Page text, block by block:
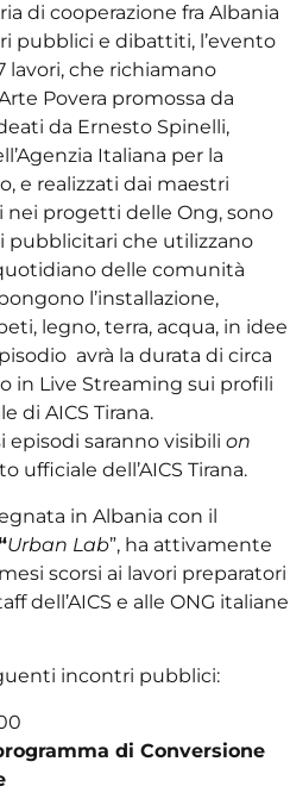
di cooperazione fra Albania
pubblici e dibattiti, l’evento
lavori, che richiamano
Povera promossa da
da Ernesto Spinelli,
Italiana per la
e realizzati dai maestri
nei progetti delle Ong, sono
pubblicitari che utilizzano
delle comunità
l’installazione,
legno, terra, acqua, in idee
avrà la durata di circa
in Live Streaming sui profili
di AICS Tirana.
episodi saranno visibili on
ufficiale dell’AICS Tirana.
in Albania con il
Urban Lab”, ha attivamente
scorsi ai lavori preparatori
dell’AICS e alle ONG italiane
incontri pubblici:
di Conversione